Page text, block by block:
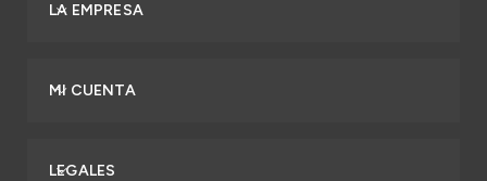
LA EMPRESA
MI CUENTA
LEGALES